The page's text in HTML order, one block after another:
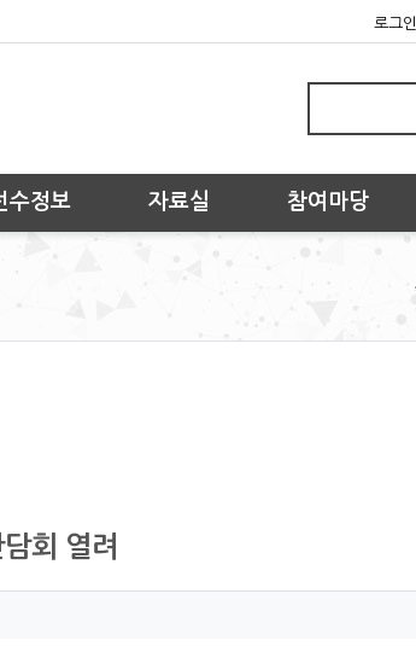
로그인
수정보 자료실 참여마당
회 열려